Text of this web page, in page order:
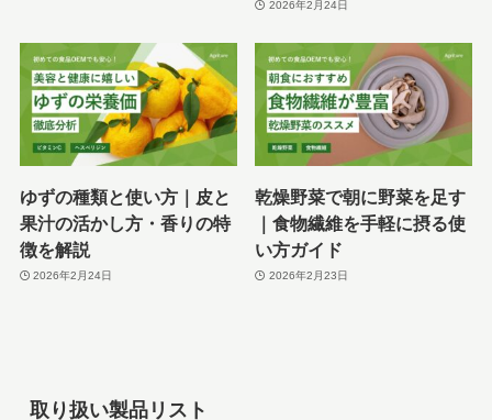
2026年2月24日
ゆずの種類と使い方｜皮と
果汁の活かし方・香りの特
徴を解説
2026年2月24日
乾燥野菜で朝に野菜を足す
｜食物繊維を手軽に摂る使
い方ガイド
2026年2月23日
取り扱い製品リスト